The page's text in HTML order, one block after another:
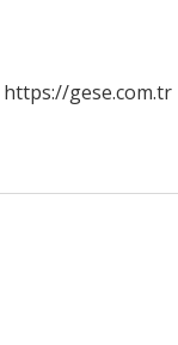
https://gese.com.tr